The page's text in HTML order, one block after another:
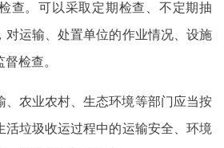
查。可以采取定期检查、不定期抽
对运输、处置单位的作业情况、设施
检查。
、农业农村、生态环境等部门应当按
活垃圾收运过程中的运输安全、环境